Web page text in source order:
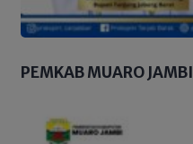
PEMKAB MUARO JAMBI